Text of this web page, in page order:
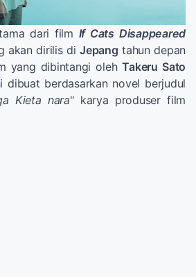
dari film If Cats Disappeared
akan dirilis diJepang tahun depan
yang dibintangi olehTakeru Sato
dibuat berdasarkan novel berjudul
Kieta nara" karya produser film